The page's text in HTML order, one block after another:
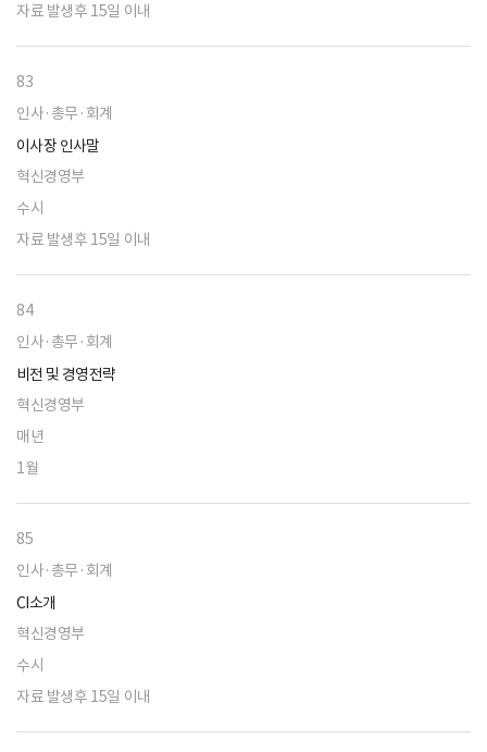
자료 발생후 15일 이내
83
인사·총무·회계
이사장 인사말
혁신경영부
수시
자료 발생후 15일 이내
84
인사·총무·회계
비전 및 경영전략
혁신경영부
매년
1월
85
인사·총무·회계
CI소개
혁신경영부
수시
자료 발생후 15일 이내